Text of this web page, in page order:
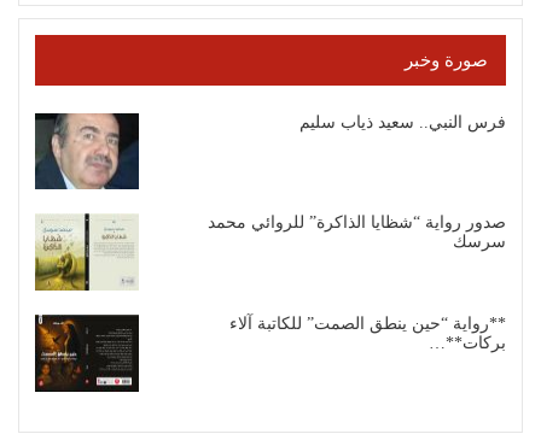
صورة وخبر
فرس النبي.. سعيد ذياب سليم
صدور رواية “شظايا الذاكرة” للروائي محمد
سرسك
**رواية “حين ينطق الصمت” للكاتبة آلاء
بركات**…